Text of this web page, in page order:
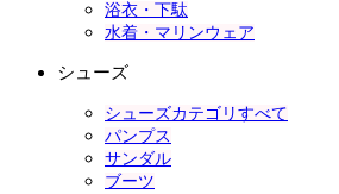
浴衣・下駄
水着・マリンウェア
シューズ
シューズカテゴリすべて
パンプス
サンダル
ブーツ